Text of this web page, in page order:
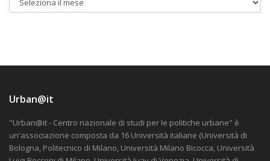
Urban@it
"Urban@it - Centro nazionale di studi per le politiche urbane" è
un'associazione composta da 16 Università italiane (Università di
Bologna, Politecnico di Milano, Università Milano Bicocca, Università